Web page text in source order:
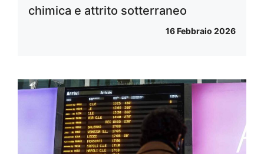
chimica e attrito sotterraneo
16 Febbraio 2026